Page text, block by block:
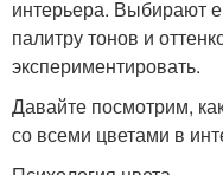
интерьера. Выбирают
палитру тонов и
экспериментировать.
Давайте посмотрим,
со всеми цветами в